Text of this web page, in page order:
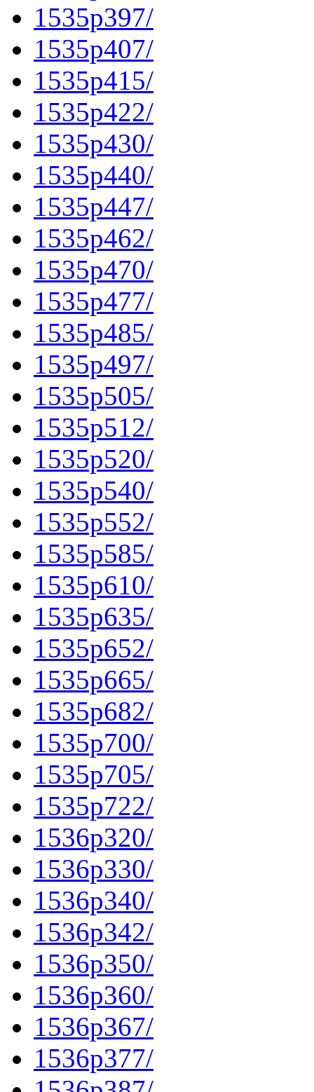
1535p397/
1535p407/
1535p415/
1535p422/
1535p430/
1535p440/
1535p447/
1535p462/
1535p470/
1535p477/
1535p485/
1535p497/
1535p505/
1535p512/
1535p520/
1535p540/
1535p552/
1535p585/
1535p610/
1535p635/
1535p652/
1535p665/
1535p682/
1535p700/
1535p705/
1535p722/
1536p320/
1536p330/
1536p340/
1536p342/
1536p350/
1536p360/
1536p367/
1536p377/